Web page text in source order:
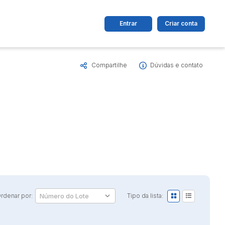
Cidade
Entrar Criar conta
Compartilhe Dúvidas e contato
por: Tipo da lista: